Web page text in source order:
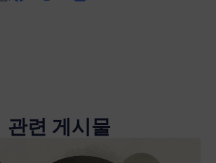
관련 게시물